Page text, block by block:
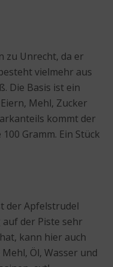
zu Unrecht, da er
vielmehr aus
Die Basis ist ein
Mehl, Zucker
kommt der
Gramm. Ein Stück
der Apfelstrudel
der Piste sehr
kann hier auch
Öl, Wasser und